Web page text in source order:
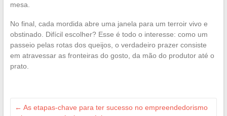
mesa.
No final, cada mordida abre uma janela para um terroir vivo e
obstinado. Difícil escolher? Esse é todo o interesse: como um
passeio pelas rotas dos queijos, o verdadeiro prazer consiste
em atravessar as fronteiras do gosto, da mão do produtor até o
prato.
← As etapas-chave para ter sucesso no empreendedorismo